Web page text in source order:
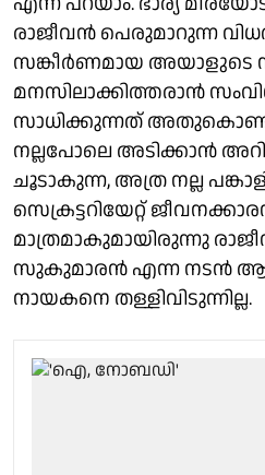
രാജീവൻ പെരുമാറുന്ന
സങ്കീർണമായ അയാളുടെ
മനസിലാക്കിത്തരാൻ
സാധിക്കുന്നത്
നല്ലപോലെ അടിക്കാൻ
ചൂടാകുന്ന, അത്ര നല്ല
സെക്രട്ടറിയേറ്റ്
മാത്രമാകുമായിരുന്നു
സുകുമാരൻ എന്ന നടൻ ആ
നായകനെ തള്ളിവിടുന്നില്ല.